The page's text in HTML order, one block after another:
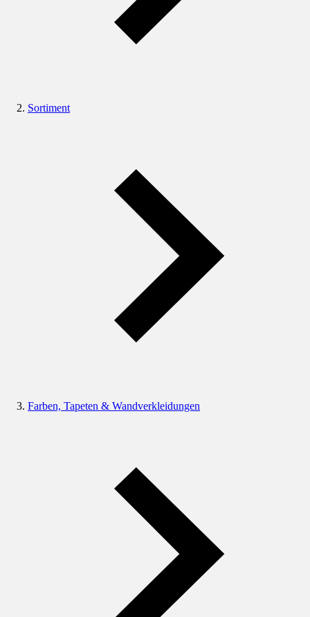
Sortiment
Farben, Tapeten & Wandverkleidungen